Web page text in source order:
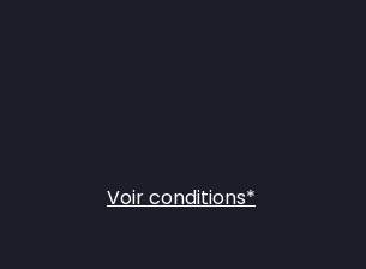
Voir conditions*